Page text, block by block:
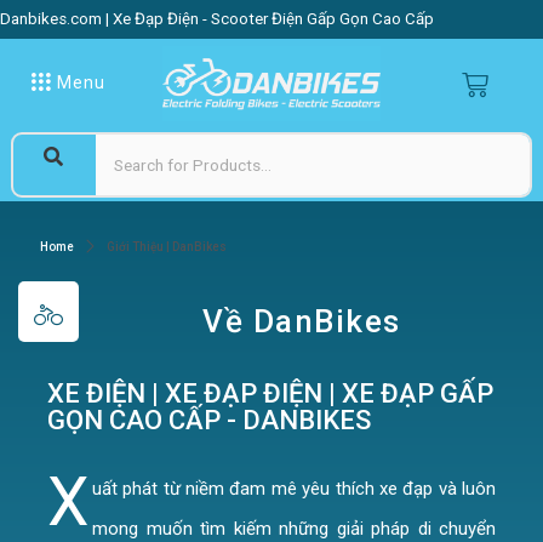
Danbikes.com | Xe Đạp Điện - Scooter Điện Gấp Gọn Cao Cấp
Menu
Home Giới Thiệu | DanBikes
Về DanBikes
XE ĐIỆN | XE ĐẠP ĐIỆN | XE ĐẠP GẤP
GỌN CAO CẤP - DANBIKES
X uất phát từ niềm đam mê yêu thích xe đạp và luôn
mong muốn tìm kiếm những giải pháp di chuyển